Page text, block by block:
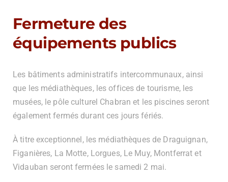
Fermeture des
équipements publics
Les bâtiments administratifs intercommunaux, ainsi
que les médiathèques, les offices de tourisme, les
musées, le pôle culturel Chabran et les piscines seront
également fermés durant ces jours fériés.
À titre exceptionnel, les médiathèques de Draguignan,
Figanières, La Motte, Lorgues, Le Muy, Montferrat et
Vidauban seront fermées le samedi 2 mai.